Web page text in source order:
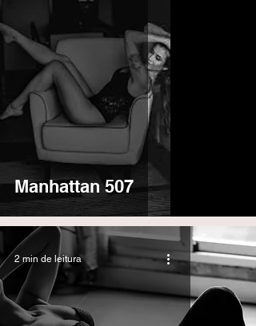
Manhattan 507
2 min de leitura